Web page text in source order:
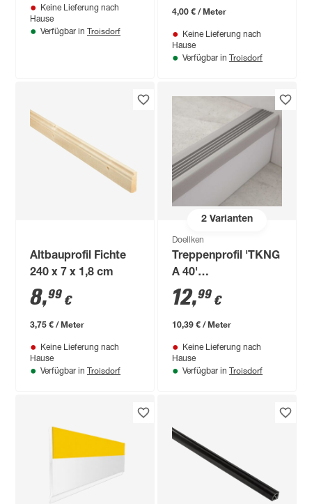
Keine Lieferung nach
Hause
Verfügbar in Troisdorf
4,00 € / Meter
Keine Lieferung nach
Hause
Verfügbar in Troisdorf
Altbauprofil Fichte
240 x 7 x 1,8 cm
8,99 €
3,75 € / Meter
Keine Lieferung nach
Hause
Verfügbar in Troisdorf
2Varianten
Doellken
Treppenprofil 'TKNG
A 40'
aluminiumfarben 4 x
2,8 x 125 cm
12,99 €
10,39 € / Meter
Keine Lieferung nach
Hause
Verfügbar in Troisdorf